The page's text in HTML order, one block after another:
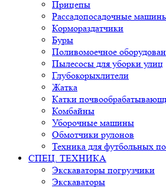
Прицепы
Рассадопосадочные
Кормораздатчики
Буры
Поливомоечное
Пылесосы для уборки улиц
Глубокорыхлители
Жатка
Катки
Комбайны
Уборочные машины
Обмотчики рулонов
Техника для футбольных
СПЕЦ. ТЕХНИКА
Экскаваторы погрузчики
Экскаваторы